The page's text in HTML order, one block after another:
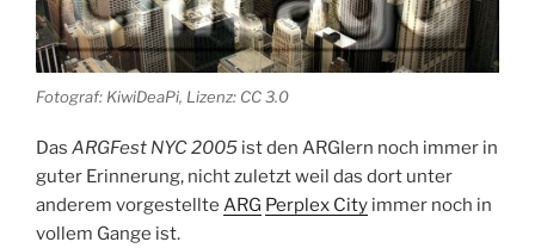
Fotograf: KiwiDeaPi, Lizenz: CC 3.0
Das ARGFest NYC 2005 ist den ARGlern noch immer in
guter Erinnerung, nicht zuletzt weil das dort unter
anderem vorgestellte ARG Perplex City immer noch in
vollem Gange ist.